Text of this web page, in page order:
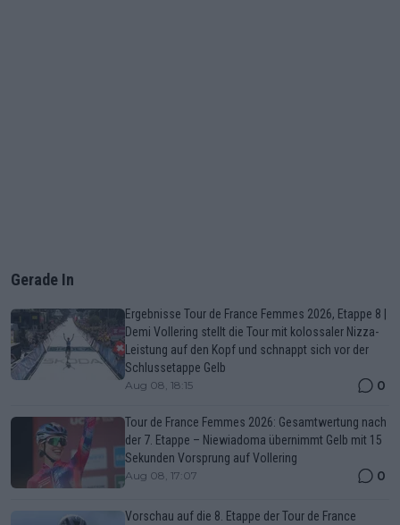
Gerade In
Ergebnisse Tour de France Femmes 2026, Etappe 8 |
Demi Vollering stellt die Tour mit kolossaler Nizza-
Leistung auf den Kopf und schnappt sich vor der
Schlussetappe Gelb
Aug 08, 18:15 0
Tour de France Femmes 2026: Gesamtwertung nach
der 7. Etappe – Niewiadoma übernimmt Gelb mit 15
Sekunden Vorsprung auf Vollering
Aug 08, 17:07 0
Vorschau auf die 8. Etappe der Tour de France